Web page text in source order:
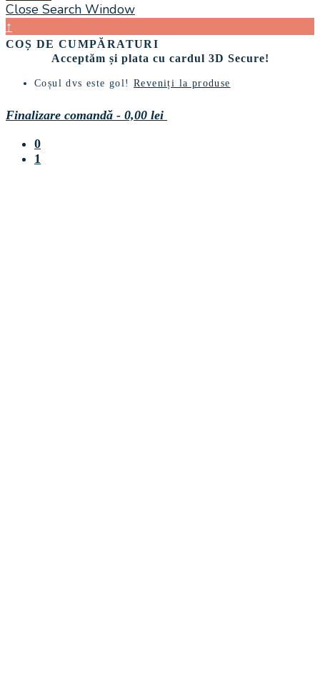
Close Search Window
↑
COȘ DE CUMPĂRATURI
Acceptăm și plata cu cardul 3D Secure!
Coșul dvs este gol!Reveniți la produse
Finalizare comandă - 0,00 lei
0
1